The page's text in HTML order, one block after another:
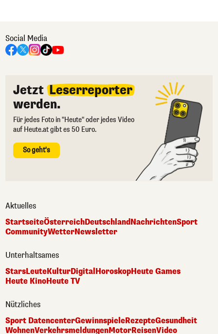
Social Media
Jetzt Leserreporter
werden.
Für jedes Foto in "Heute" oder jedes Video
auf Heute.at gibt es 50 Euro.
So geht's
Aktuelles
StartseiteÖsterreichDeutschlandNachrichtenSport
CommunityWetterNewsletter
Unterhaltsames
StarsLeuteKulturDigitalHoroskopHeute Games
Heute KinoHeute TV
Nützliches
Sport DatencenterGewinnspieleRezepteGesundheit
WohnenVerkehrsmeldungenMotorReisenVideo